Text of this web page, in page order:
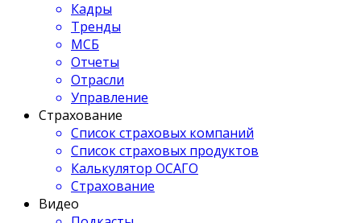
Кадры
Тренды
МСБ
Отчеты
Отрасли
Управление
Страхование
Список страховых компаний
Список страховых продуктов
Калькулятор ОСАГО
Страхование
Видео